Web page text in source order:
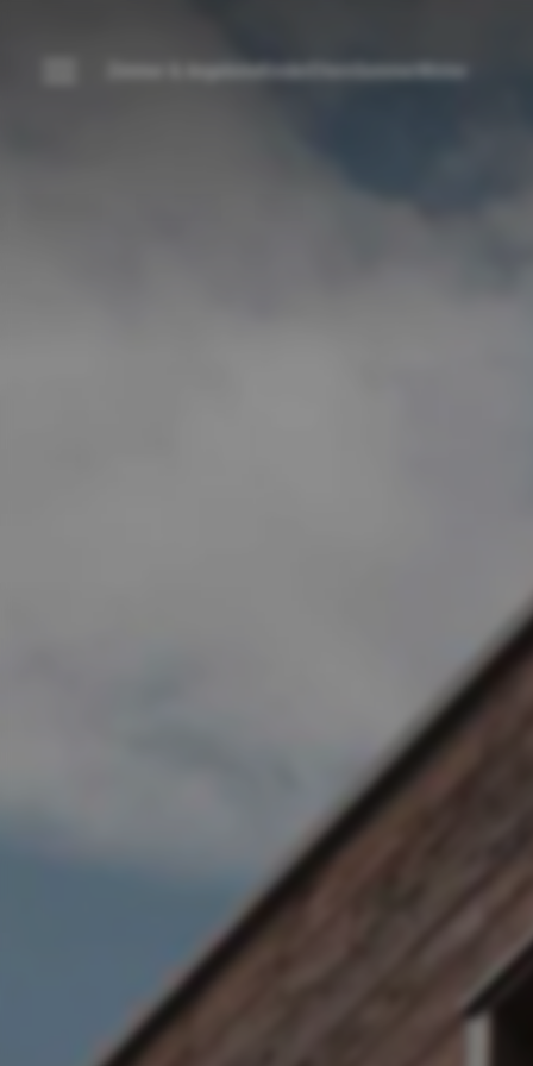
--
Zimmer & AngeboteKinder Sommer